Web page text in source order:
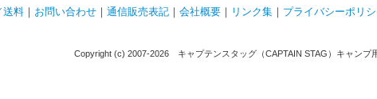
送料 ｜ お問い合わせ ｜ 通信販売表記 ｜ 会社概要 ｜ リンク集 ｜ プライバシーポリ
Copyright (c) 2007-2026 キャプテンスタッグ（CAPTAIN STAG）キャンプ